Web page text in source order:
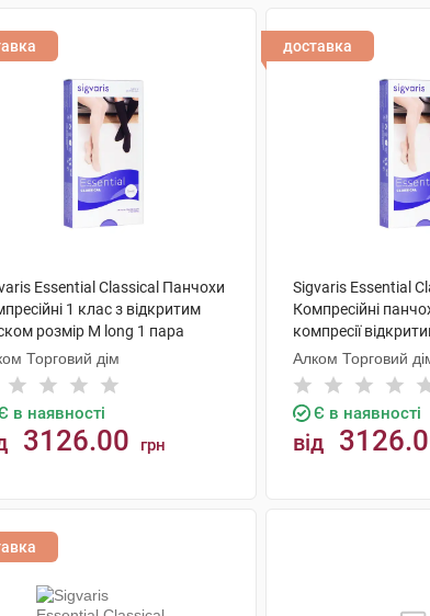
Essential Classical Панчохи
1 клас з відкритим
розмір М long 1 пара
Торговий дім
в наявності
3126.00 грн
доставка
Sigvaris Essential
Компресійні
компресії
L long 1 пара
Алком Торговий
Є в наявності
від